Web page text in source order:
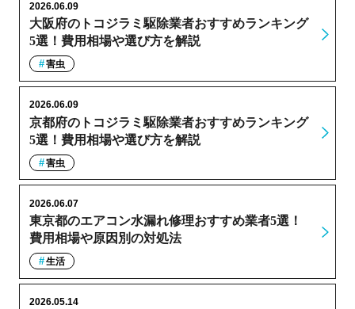
大阪府のトコジラミ駆除業者おすすめランキング
5選！費用相場や選び方を解説
2026.06.09
害虫
京都府のトコジラミ駆除業者おすすめランキング
5選！費用相場や選び方を解説
2026.06.09
害虫
東京都のエアコン水漏れ修理おすすめ業者5選！
費用相場や原因別の対処法
2026.06.07
生活
2026.05.14